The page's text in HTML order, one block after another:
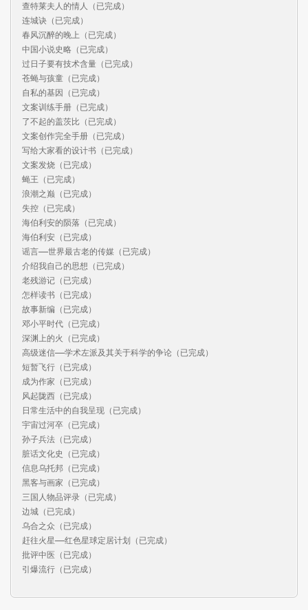
查特莱夫人的情人（已完成）
连城诀（已完成）
春风沉醉的晚上（已完成）
中国小说史略（已完成）
过日子要有技术含量（已完成）
苍蝇与孩童（已完成）
自私的基因（已完成）
文案训练手册（已完成）
了不起的盖茨比（已完成）
文案创作完全手册（已完成）
写给大家看的设计书（已完成）
文案发烧（已完成）
蝇王（已完成）
浪潮之巅（已完成）
失控（已完成）
海伯利安的陨落（已完成）
海伯利安（已完成）
谣言——世界最古老的传媒（已完成）
介绍我自己的思想（已完成）
老残游记（已完成）
怎样读书（已完成）
故事新编（已完成）
邓小平时代（已完成）
深渊上的火（已完成）
高级迷信——学术左派及其关于科学的争论（已完成）
短暂飞行（已完成）
成为作家（已完成）
风起陇西（已完成）
日常生活中的自我呈现（已完成）
宇宙过河卒（已完成）
孙子兵法（已完成）
脏话文化史（已完成）
信息乌托邦（已完成）
黑客与画家（已完成）
三国人物品评录（已完成）
边城（已完成）
乌合之众（已完成）
赶往火星——红色星球定居计划（已完成）
批评中医（已完成）
引爆流行（已完成）